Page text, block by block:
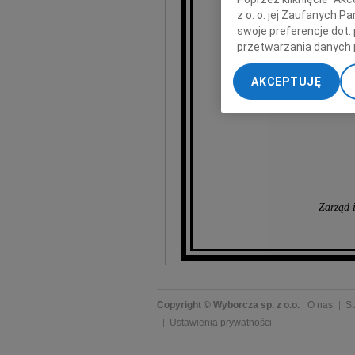
Zarząd
Copyright © Wyborcza sp. z o.o. O nas
Ustawienia prywatności
z o. o. jej Zaufanych
swoje preferencje dot.
przetwarzania danych
„Ustawienia
My, nasi Zaufani
dokładnych danych
Przechowywanie
AKCEPTUJĘ